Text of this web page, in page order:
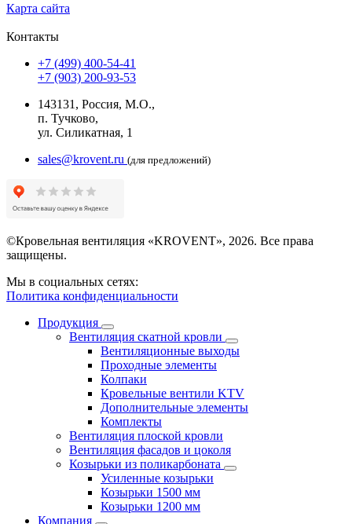
Карта сайта
Контакты
+7 (499) 400-54-41
+7 (903) 200-93-53
143131, Россия, М.О.,
п. Тучково,
ул. Силикатная, 1
sales@krovent.ru (для предложений)
©Кровельная вентиляция «KROVENT», 2026. Все права
защищены.
Мы в социальных сетях:
Политика конфиденциальности
Продукция
Вентиляция скатной кровли
Вентиляционные выходы
Проходные элементы
Колпаки
Кровельные вентили KTV
Дополнительные элементы
Комплекты
Вентиляция плоской кровли
Вентиляция фасадов и цоколя
Козырьки из поликарбоната
Усиленные козырьки
Козырьки 1500 мм
Козырьки 1200 мм
Компания